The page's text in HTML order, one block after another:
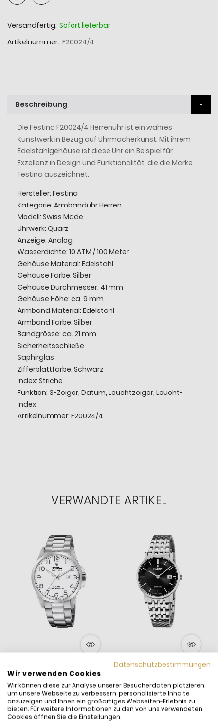
Versandfertig: Sofort lieferbar
Artikelnummer: F20024/4
Beschreibung
Die Festina F20024/4 Herrenuhr ist ein wahres
Kunstwerk in Bezug auf Uhrmacherkunst. Mit ihrem
Edelstahlgehäuse ist diese Uhr ein Beispiel für
Exzellenz in Design und Funktionalität, die die Marke
Festina auszeichnet.
Hersteller: Festina
Kategorie: Armbanduhr Herren
Modell: Swiss Made
Uhrwerk: Quarz
Anzeige: Analog
Wasserdichte: 10 ATM / 100 Meter
Gehäuse Material: Edelstahl
Gehäuse Farbe: Silber
Gehäuse Durchmesser: 41 mm
Gehäuse Höhe: ca. 9 mm
Armband Material: Edelstahl
Armband Farbe: Silber
Bandgrösse: ca. 21 mm
Sicherheitsschließe
Saphirglas
Zifferblattfarbe: Schwarz
Index: Striche
Funktion: 3-Zeiger, Datum, Leuchtzeiger, Leucht-
Index
Artikelnummer: F20024/4
VERWANDTE ARTIKEL
Festina F20024/1 Herren-
Uhr Swiss Made Analog
Quarz Edelstahl-
Armband
179,00 €
inkl. MwSt. undVersand
Versandfertig: Sofort
Festina F20019/3 Damen-
Uhr Swiss Made Analog
Quarz Edelstahl-
Armband
169,00 €
inkl. MwSt. undVersand
Versandfertig:
Datenschutzbestimmungen
Wir verwenden Cookies
Wir können diese zur Analyse unserer Besucherdaten platzieren,
um unsere Webseite zu verbessern, personalisierte Inhalte
anzuzeigen und Ihnen ein großartiges Webseiten-Erlebnis zu
bieten. Für weitere Informationen zu den von uns verwendeten
Cookies öffnen Sie die Einstellungen.